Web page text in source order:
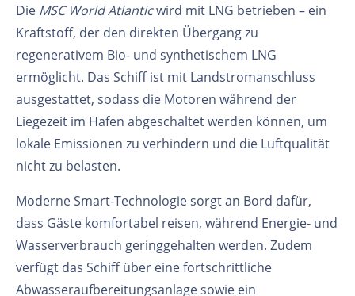
Die MSC World Atlanticwird mit LNG betrieben – ein
Kraftstoff, der den direkten Übergang zu
regenerativem Bio- und synthetischem LNG
ermöglicht. Das Schiff ist mit Landstromanschluss
ausgestattet, sodass die Motoren während der
Liegezeit im Hafen abgeschaltet werden können, um
lokale Emissionen zu verhindern und die Luftqualität
nicht zu belasten.
Moderne Smart-Technologie sorgt an Bord dafür,
dass Gäste komfortabel reisen, während Energie- und
Wasserverbrauch geringgehalten werden. Zudem
verfügt das Schiff über eine fortschrittliche
Abwasseraufbereitungsanlage sowie ein